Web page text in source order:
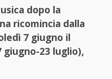
dopo la
ricomincia dalla
7 giugno il
giugno-23 luglio),